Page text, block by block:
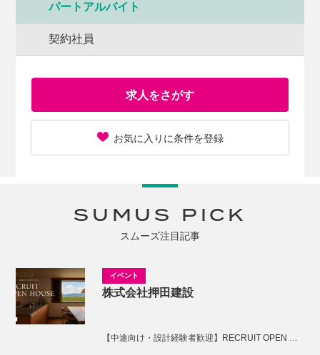
パートアルバイト
契約社員
求人をさがす
お気に入りに条件を登録
SUMUS PICK
スムーズ注目記事
株式会社押田建設
【中途向け・設計経験者歓迎】RECRUIT OPEN HOUSE開催！KNOTの家づくりを体感しませんか。